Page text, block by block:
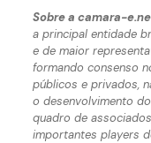
Sobre a camara-
a principal entidade
e de maior
formando consenso
públicos e privados,
o desenvolvimento
quadro de
importantes players